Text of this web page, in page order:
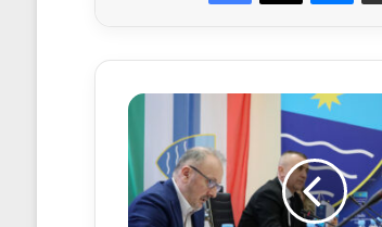
VLADA
a
22,7
milijuna
KM